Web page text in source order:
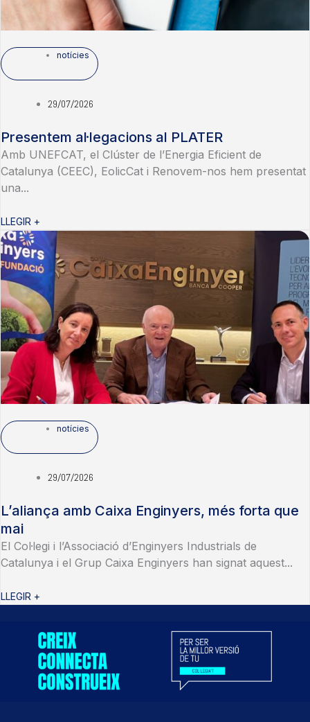
notícies
29/07/2026
Presentem al·legacions al PLATER
Amb UNEFCAT, el Clúster de l’Energia Eficient de
Catalunya (CEEC), EolicCat i Renovem-nos hem presentat
una...
LLEGIR +
notícies
29/07/2026
L’aliança amb Caixa Enginyers, més forta que
mai
El Col·legi i l’Associació d’Enginyers Industrials de
Catalunya i el Grup Caixa Enginyers han signat aquest...
LLEGIR +